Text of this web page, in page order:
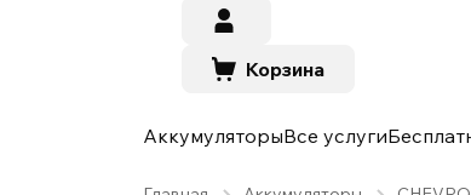
Корзина
АккумуляторыВсе услуги